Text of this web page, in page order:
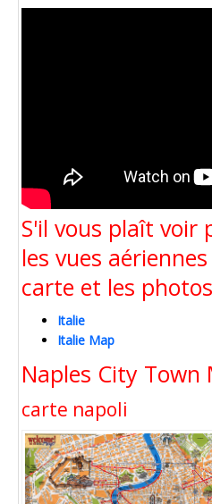
S'il vous plaît voir
les vues
carte et les photos
Italie
Italie Map
Naples City Town
carte napoli